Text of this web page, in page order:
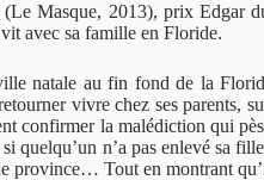
(Le Masque, 2013), prix Edgar
avec sa famille en Floride.
natale au fin fond de la
vivre chez ses parents,
confirmer la malédiction qui
quelqu’un n’a pas enlevé sa
province… Tout en montrant